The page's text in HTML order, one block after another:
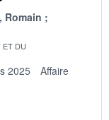
Romain
ET DU
2025
Affaire